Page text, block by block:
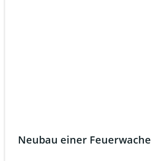
Neubau einer Feuerwache